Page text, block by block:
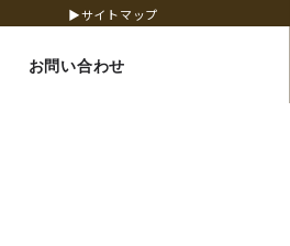
▶サイトマップ
お問い合わせ